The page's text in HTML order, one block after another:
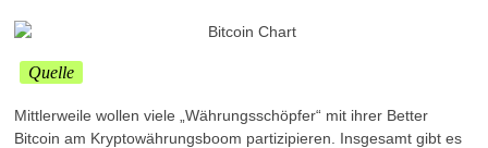
Quelle
Mittlerweile wollen viele „Währungsschöpfer“ mit ihrer Better
Bitcoin am Kryptowährungsboom partizipieren. Insgesamt gibt es